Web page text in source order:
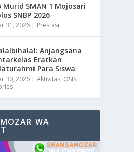
Murid SMAN 1 Mojosari
SNBP 2026
31, 2026 | Prestasi
Anjangsana
Eratkan
Para Siswa
30, 2026 |Aktivitas, OSIS,
WA